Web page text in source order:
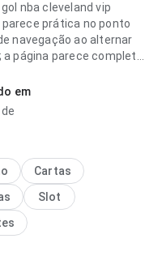
nba cleveland vip
prática no ponto
navegação ao alternar
página parece completa
melhor que algo
no ponto de velocidade
em uma tela
não distrai das
do app. A experiência
com uso frequente.
em
Cartas
Slot